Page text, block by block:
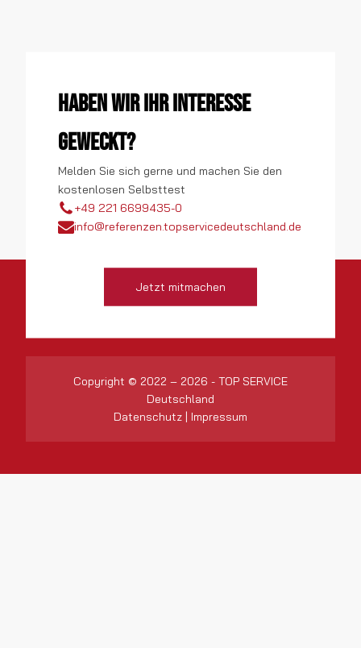
Haben wir Ihr Interesse
geweckt?
Melden Sie sich gerne und machen Sie den
kostenlosen Selbsttest
+49 221 6699435-0
info@referenzen.topservicedeutschland.de
Jetzt mitmachen
Copyright © 2022 – 2026 - TOP SERVICE
Deutschland
Datenschutz | Impressum